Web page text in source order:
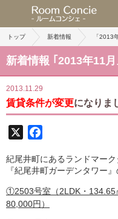
トップ 新着情報 「2013
新着情報 ｢2013年11月
2013.11.29
賃貸条件が変更になりま
紀尾井町にあるランドマーク
『紀尾井町ガーデンタワー
①2503号室（2LDK・
80,000円）